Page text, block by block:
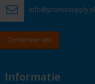
info@promosupply.nl
Contacteer ons
Informatie